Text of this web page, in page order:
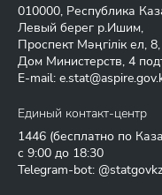
010000, Республика
Левый берег р.Ишим,
Проспект Мәңгілік ел, 8,
Дом Министерств, 4
E-mail:
Единый контакт-центр
1446 (бесплатно по
с 9:00 до 18:30
Telegram-bot: